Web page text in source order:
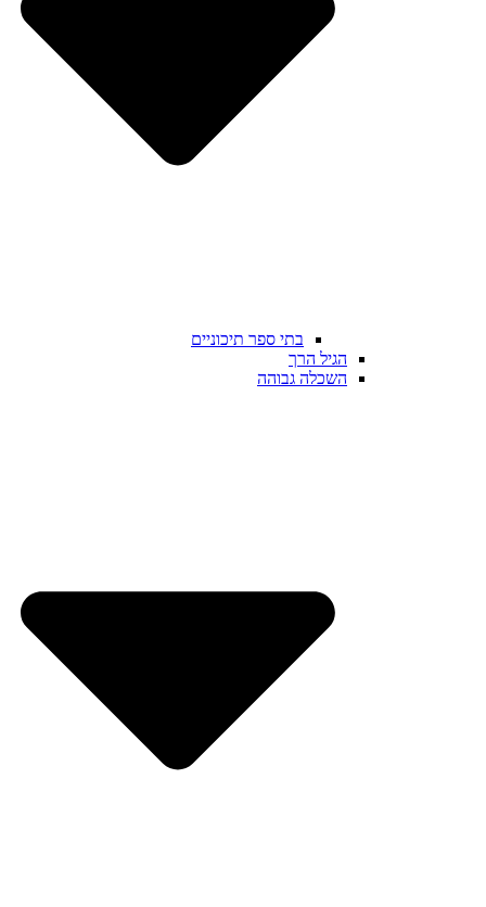
בתי ספר תיכוניים
הגיל הרך
השכלה גבוהה